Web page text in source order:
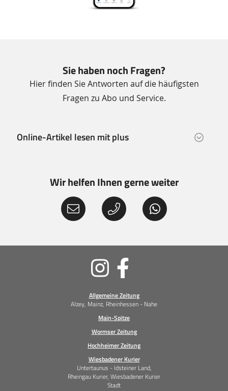
Sie haben noch Fragen?
Hier finden Sie Antworten auf die häufigsten
Fragen zu Abo und Service.
Online-Artikel lesen mit plus
Wir helfen Ihnen gerne weiter
Allgemeine Zeitung
Alzey, Mainz, Rheinhessen - Nahe
Main-Spitze
Wormser Zeitung
Hochheimer Zeitung
Wiesbadener Kurier
Untertaunus - Idsteiner Land,
Rheingau Kurier, Wiesbadener Kurier
Stadt
Soziale
Medien